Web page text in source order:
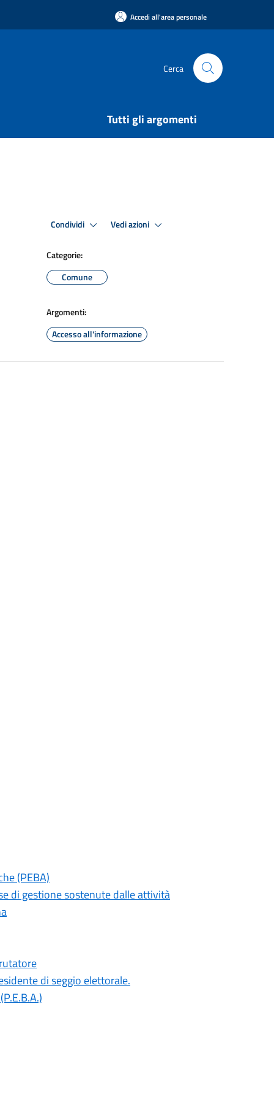
Accedi all'area personale
Cerca
Tutti gli argomenti
Condividi Vedi azioni
Categorie:
Comune
Argomenti:
Accesso all'informazione
(PEBA)
di gestione sostenute dalle attività
di seggio elettorale.